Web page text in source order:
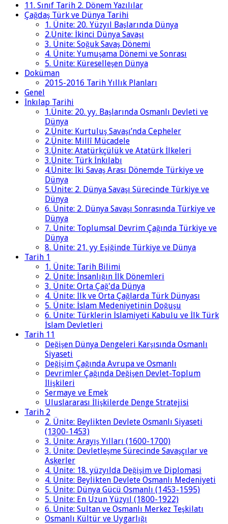
11. Sınıf Tarih 2. Dönem Yazılılar
Çağdaş Türk ve Dünya Tarihi
1. Ünite: 20. Yüzyıl Başlarında Dünya
2.Ünite: İkinci Dünya Savaşı
3. Ünite: Soğuk Savaş Dönemi
4. Ünite: Yumuşama Dönemi ve Sonrası
5. Ünite: Küreselleşen Dünya
Doküman
2015-2016 Tarih Yıllık Planları
Genel
İnkılap Tarihi
1.Ünite: 20. yy. Başlarında Osmanlı Devleti ve
Dünya
2.Ünite: Kurtuluş Savaşı’nda Cepheler
2.Ünite: Millî Mücadele
3.Ünite: Atatürkçülük ve Atatürk İlkeleri
3.Ünite: Türk İnkılabı
4.Ünite: İki Savaş Arası Dönemde Türkiye ve
Dünya
5.Ünite: 2. Dünya Savaşı Sürecinde Türkiye ve
Dünya
6. Ünite: 2. Dünya Savaşı Sonrasında Türkiye ve
Dünya
7. Ünite: Toplumsal Devrim Çağında Türkiye ve
Dünya
8. Ünite: 21. yy Eşiğinde Türkiye ve Dünya
Tarih 1
1. Ünite: Tarih Bilimi
2. Ünite: İnsanlığın İlk Dönemleri
3. Ünite: Orta Çağ'da Dünya
4. Ünite: İlk ve Orta Çağlarda Türk Dünyası
5. Ünite: İslam Medeniyetinin Doğuşu
6. Ünite: Türklerin İslamiyeti Kabulu ve İlk Türk
İslam Devletleri
Tarih 11
Değişen Dünya Dengeleri Karşısında Osmanlı
Siyaseti
Değişim Çağında Avrupa ve Osmanlı
Devrimler Çağında Değişen Devlet-Toplum
İlişkileri
Sermaye ve Emek
Uluslararası İlişkilerde Denge Stratejisi
Tarih 2
2. Ünite: Beylikten Devlete Osmanlı Siyaseti
(1300-1453)
3. Ünite: Arayış Yılları (1600-1700)
3. Ünite: Devletleşme Sürecinde Savaşçılar ve
Askerler
4. Ünite: 18. yüzyılda Değişim ve Diplomasi
4. Ünite: Beylikten Devlete Osmanlı Medeniyeti
5. Ünite: Dünya Gücü Osmanlı (1453-1595)
5. Ünite: En Uzun Yüzyıl (1800-1922)
6. Ünite: Sultan ve Osmanlı Merkez Teşkilatı
Osmanlı Kültür ve Uygarlığı